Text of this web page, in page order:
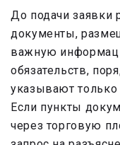
До подачи заявки
документы,
важную
обязательств,
указывают только
Если пункты
через торговую